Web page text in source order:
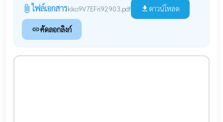
attach_file ไฟล์เอกสารkko9V7EFri92903.pdf file_download ดาวน์โหลด
linkคัดลอกลิงก์